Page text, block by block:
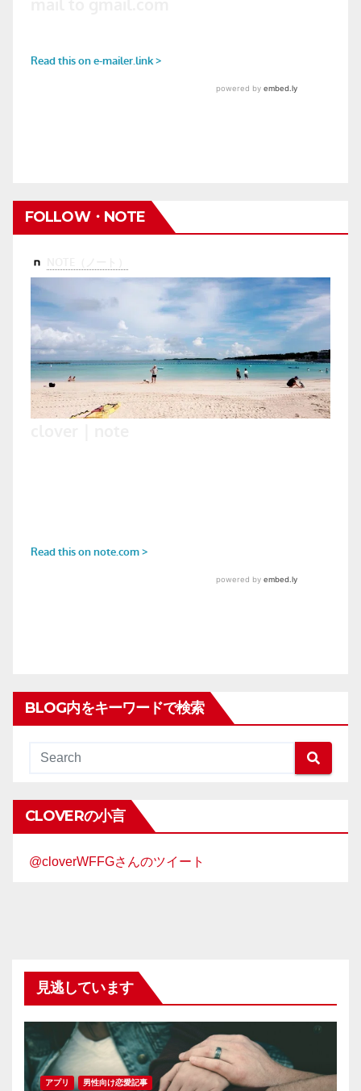
FOLLOW・NOTE
BLOG内をキーワードで検索
CLOVERの小言
@cloverWFFGさんのツイート
見逃しています
アプリ 男性向け恋愛記事